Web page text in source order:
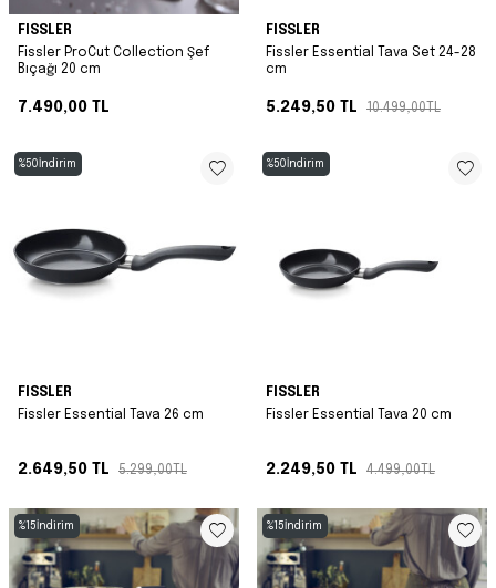
FISSLER
Fissler ProCut Collection Şef
Bıçağı 20 cm
7.490,00 TL
FISSLER
Fissler Essential Tava Set 24-28
cm
5.249,50 TL 10.499,00TL
%50 İndirim
FISSLER
Fissler Essential Tava 26 cm
2.649,50 TL 5.299,00TL
%50 İndirim
FISSLER
Fissler Essential Tava 20 cm
2.249,50 TL 4.499,00TL
%15 İndirim %15 İndirim